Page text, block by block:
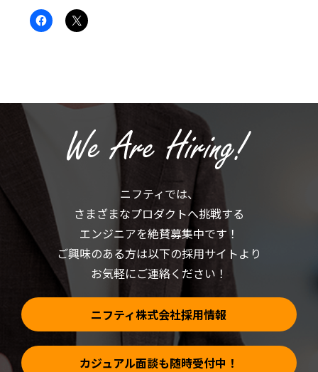
Facebook
で
リ
し
い
ウ
ィ
開
き
す)
ク
リ
有
(新
い
ウ
ィ
ン
ま
す)
ニフティでは、
さまざまなプロダクトへ挑戦する
エンジニアを絶賛募集中です！
ご興味のある方は以下の採用サイトより
お気軽にご連絡ください！
ニフティ株式会社採用情報
カジュアル面談も随時受付中！